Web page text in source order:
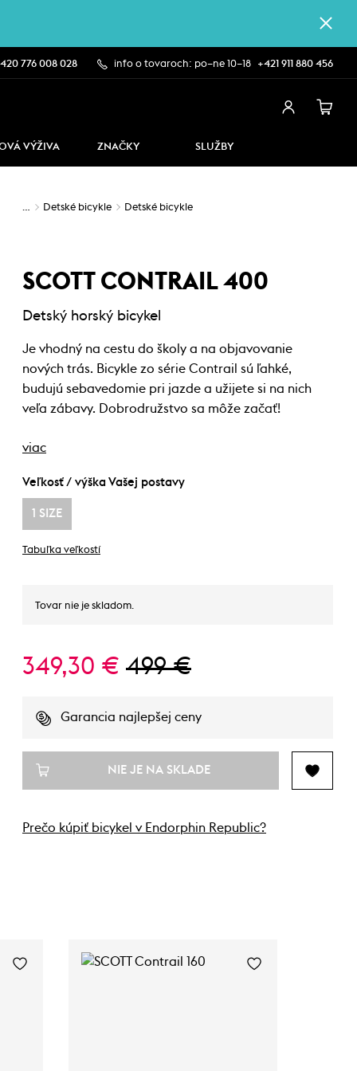
776 008 028 info o tovaroch: po–ne 10–18 +421 911 880 456
VÝŽIVA ZNAČKY SLUŽBY
… Detské bicykle Detské bicykle
SCOTT CONTRAIL 400
Detský horský bicykel
Je vhodný na cestu do školy a na objavovanie
nových trás. Bicykle zo série Contrail sú ľahké,
budujú sebavedomie pri jazde a užijete si na nich
veľa zábavy. Dobrodružstvo sa môže začať!
viac
Veľkosť / výška Vašej postavy
1 SIZE
Tabuľka veľkostí
Tovar nie je skladom.
349,30 € 499 €
Garancia najlepšej ceny
NIE JE NA SKLADE
Prečo kúpiť bicykel v Endorphin Republic?